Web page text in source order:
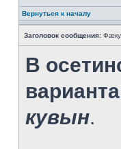
Вернуться к началу
Заголовок сообщения:
В
кувын.